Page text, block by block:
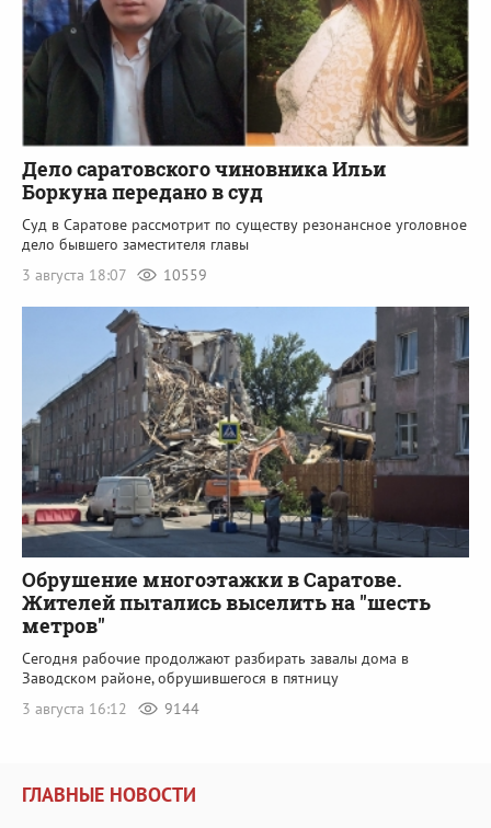
Дело саратовского чиновника Ильи
Боркуна передано в суд
Суд в Саратове рассмотрит по существу резонансное уголовное
дело бывшего заместителя главы
3 августа 18:07
10559
Обрушение многоэтажки в Саратове.
Жителей пытались выселить на "шесть
метров"
Сегодня рабочие продолжают разбирать завалы дома в
Заводском районе, обрушившегося в пятницу
3 августа 16:12
9144
ГЛАВНЫЕ НОВОСТИ